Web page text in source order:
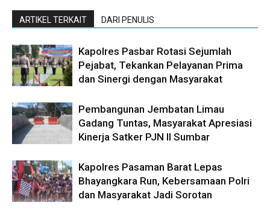
ARTIKEL TERKAIT DARI PENULIS
Kapolres Pasbar Rotasi Sejumlah
Pejabat, Tekankan Pelayanan Prima
dan Sinergi dengan Masyarakat
Pembangunan Jembatan Limau
Gadang Tuntas, Masyarakat Apresiasi
Kinerja Satker PJN II Sumbar
Kapolres Pasaman Barat Lepas
Bhayangkara Run, Kebersamaan Polri
dan Masyarakat Jadi Sorotan